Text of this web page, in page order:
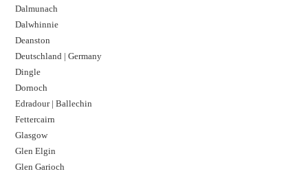
Dalmunach
Dalwhinnie
Deanston
Deutschland | Germany
Dingle
Dornoch
Edradour | Ballechin
Fettercairn
Glasgow
Glen Elgin
Glen Garioch